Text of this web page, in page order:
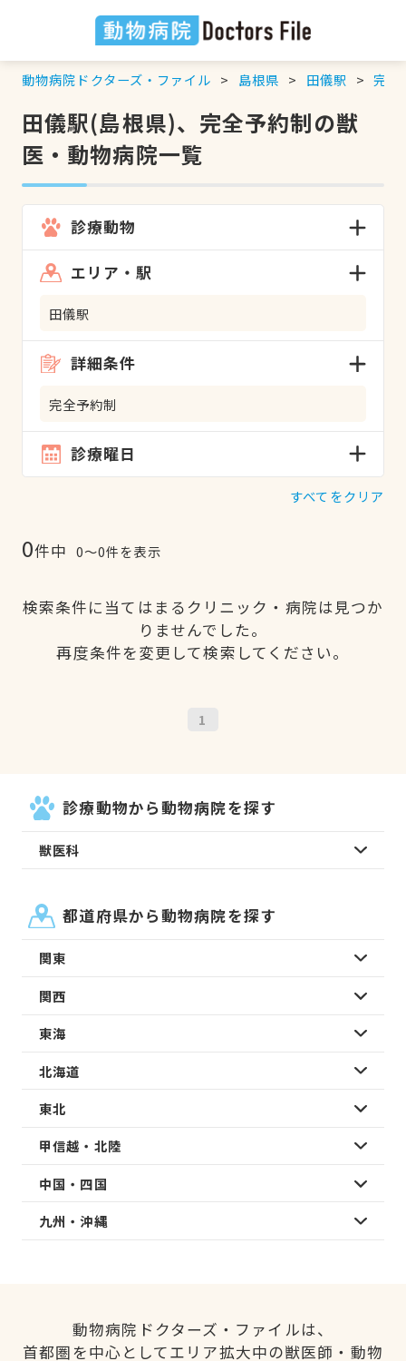
動物病院ドクターズ・ファイル 島根県 田儀駅 完全
田儀駅(島根県)、完全予約制の獣
医・動物病院一覧
診療動物
エリア・駅
田儀駅
詳細条件
完全予約制
診療曜日
すべてをクリア
0件中 0〜0件を表示
検索条件に当てはまるクリニック・病院は見つか
りませんでした。
再度条件を変更して検索してください。
1
診療動物から動物病院を探す
獣医科
都道府県から動物病院を探す
関東
関西
東海
北海道
東北
甲信越・北陸
中国・四国
九州・沖縄
動物病院ドクターズ・ファイルは、
首都圏を中心としてエリア拡大中の獣医師・動物